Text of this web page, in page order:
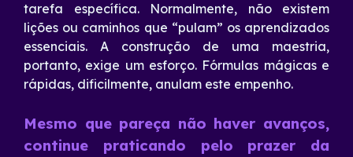
tarefa específica. Normalmente, não existem
lições ou caminhos que “pulam” os aprendizados
essenciais. A construção de uma maestria,
portanto, exige um esforço. Fórmulas mágicas e
rápidas, dificilmente, anulam este empenho.
Mesmo que pareça não haver avanços,
continue praticando pelo prazer da